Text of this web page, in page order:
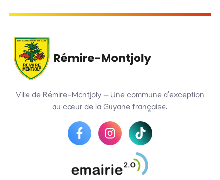
Ville de Rémire-Montjoly — Une commune d’exception
au cœur de la Guyane française.